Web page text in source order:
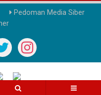
Pedoman Media Siber